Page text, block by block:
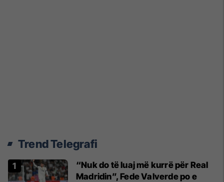
Trend Telegrafi
“Nuk do të luaj më kurrë për Real
Madridin”, Fede Valverde po e